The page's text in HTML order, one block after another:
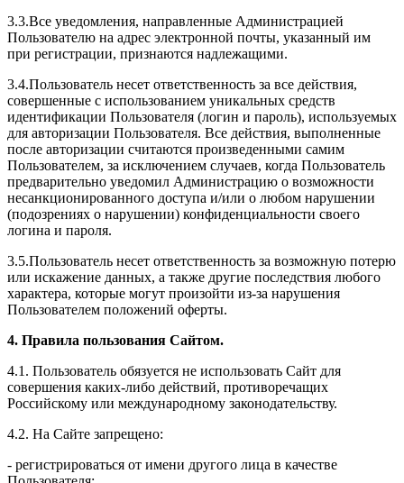
3.3.Все уведомления, направленные Администрацией
Пользователю на адрес электронной почты, указанный им
при регистрации, признаются надлежащими.
3.4.Пользователь несет ответственность за все действия,
совершенные с использованием уникальных средств
идентификации Пользователя (логин и пароль), используемых
для авторизации Пользователя. Все действия, выполненные
после авторизации считаются произведенными самим
Пользователем, за исключением случаев, когда Пользователь
предварительно уведомил Администрацию о возможности
несанкционированного доступа и/или о любом нарушении
(подозрениях о нарушении) конфиденциальности своего
логина и пароля.
3.5.Пользователь несет ответственность за возможную потерю
или искажение данных, а также другие последствия любого
характера, которые могут произойти из-за нарушения
Пользователем положений оферты.
4. Правила пользования Сайтом.
4.1. Пользователь обязуется не использовать Сайт для
совершения каких-либо действий, противоречащих
Российскому или международному законодательству.
4.2. На Сайте запрещено:
- регистрироваться от имени другого лица в качестве